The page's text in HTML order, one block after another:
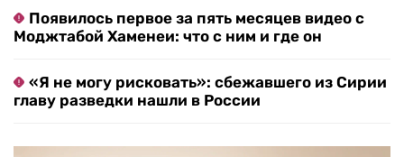
Появилось первое за пять месяцев видео с
Моджтабой Хаменеи: что с ним и где он
«Я не могу рисковать»: сбежавшего из Сирии
главу разведки нашли в России